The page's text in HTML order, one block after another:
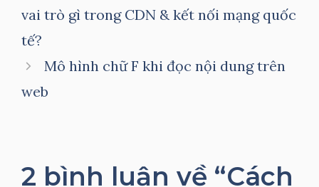
vai trò gì trong CDN & kết nối mạng quốc
tế?
Mô hình chữ F khi đọc nội dung trên
web
2 bình luận về “Cách